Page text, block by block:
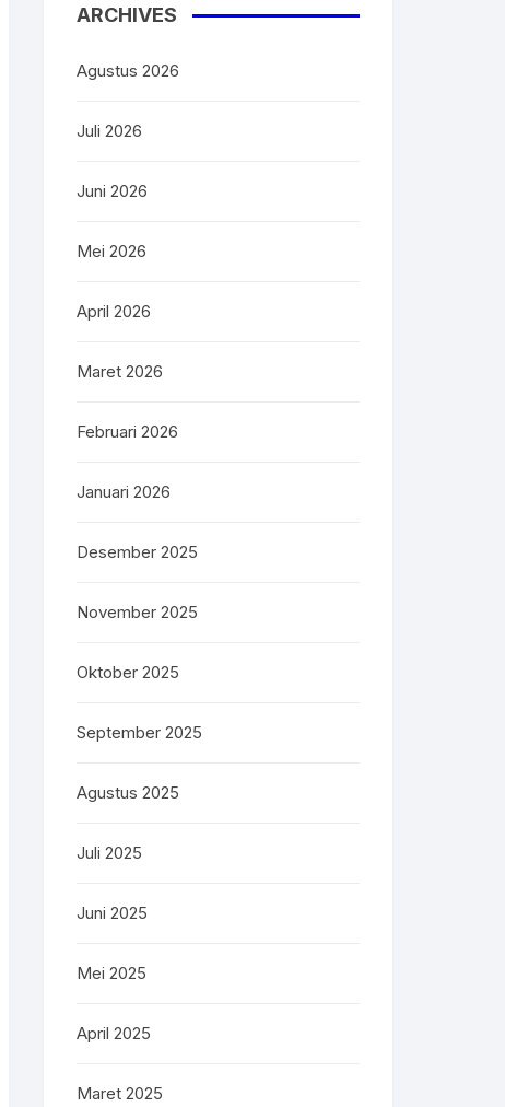
ARCHIVES
Agustus 2026
Juli 2026
Juni 2026
Mei 2026
April 2026
Maret 2026
Februari 2026
Januari 2026
Desember 2025
November 2025
Oktober 2025
September 2025
Agustus 2025
Juli 2025
Juni 2025
Mei 2025
April 2025
Maret 2025